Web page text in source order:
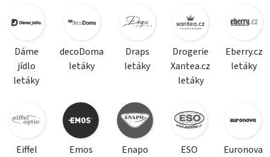
Dáme
jídlo
letáky
decoDoma
letáky
Draps
letáky
Drogerie
Xantea.cz
letáky
Eberry.cz
letáky
Eiffel
Emos
Enapo
ESO
Euronova